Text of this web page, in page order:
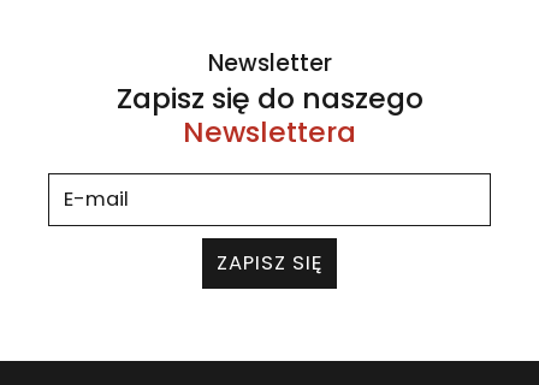
Newsletter
Zapisz się do naszego
Newslettera
ZAPISZ SIĘ